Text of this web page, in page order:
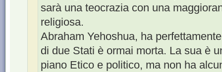
sarà una teocrazia con una
religiosa.
Abraham Yehoshua, ha
di due Stati è ormai morta. La sua è
piano Etico e politico, ma non ha